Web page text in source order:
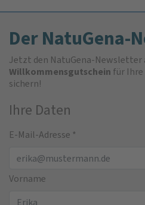
Der NatuGena-
Jetzt den NatuGena-Newsletter
Willkommensgutschein für
sichern!
Ihre Daten
E-Mail-Adresse *
Vorname